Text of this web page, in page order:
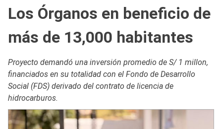
Los Órganos en beneficio de
más de 13,000 habitantes
Proyecto demandó una inversión promedio de S/ 1 millon,
financiados en su totalidad con el Fondo de Desarrollo
Social (FDS) derivado del contrato de licencia de
hidrocarburos.